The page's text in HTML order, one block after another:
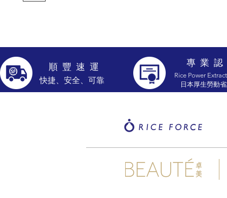
​順 豐 速 運
​快捷、安全、可靠
專 業 認
Rice Power
日本厚生勞動